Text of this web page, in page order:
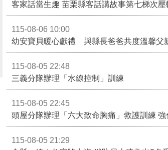
客家話當生趣 苗栗縣客話講故事第七梯次壓
115-08-06 10:00
幼安寶貝暖心獻禮 與縣長爸爸共度溫馨父
115-08-05 22:48
三義分隊辦理「水線控制」訓練
115-08-05 22:45
頭屋分隊辦理「六大致命胸痛」救護訓練
115-08-05 21:29